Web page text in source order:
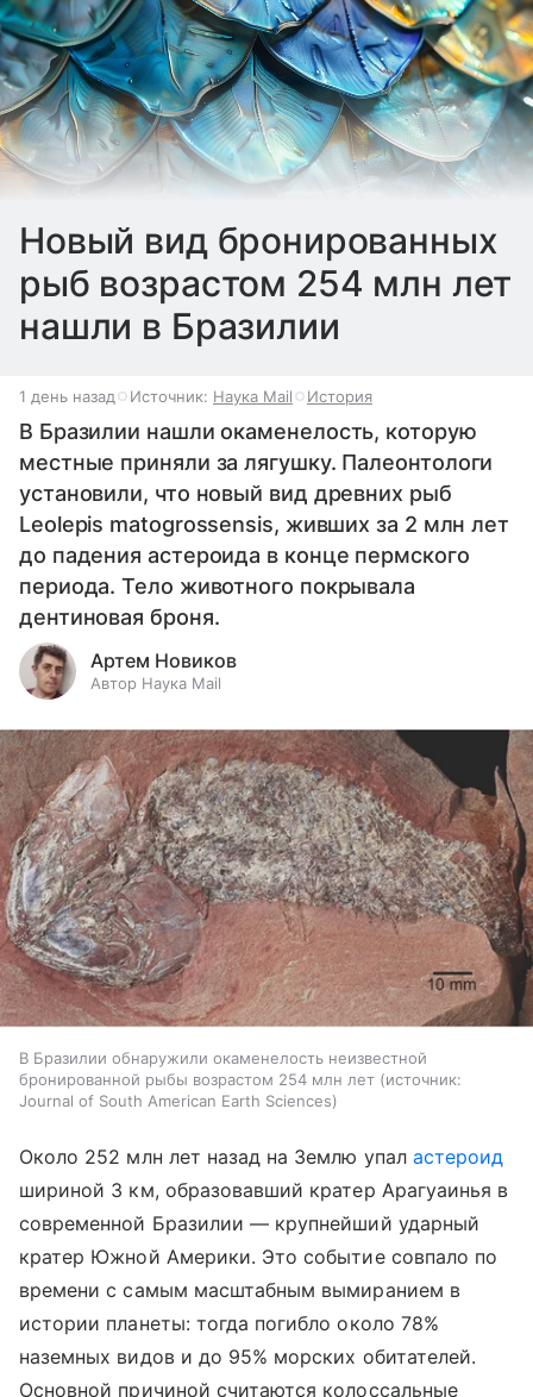
Новый вид бронированных
рыб возрастом 254 млн лет
нашли в Бразилии
1 день назад Источник: Наука Mail История
В Бразилии нашли окаменелость, которую
местные приняли за лягушку. Палеонтологи
установили, что новый вид древних рыб
Leolepis matogrossensis, живших за 2 млн лет
до падения астероида в конце пермского
периода. Тело животного покрывала
дентиновая броня.
Артем Новиков
Автор Наука Mail
В Бразилии обнаружили окаменелость неизвестной
бронированной рыбы возрастом 254 млн лет
источник:
Journal of South American Earth Sciences
Около 252 млн лет назад на Землю упал астероид
шириной 3 км, образовавший кратер Арагуаинья в
современной Бразилии — крупнейший ударный
кратер Южной Америки. Это событие совпало по
времени с самым масштабным вымиранием в
истории планеты: тогда погибло около 78%
наземных видов и до 95% морских обитателей.
Основной причиной считаются колоссальные